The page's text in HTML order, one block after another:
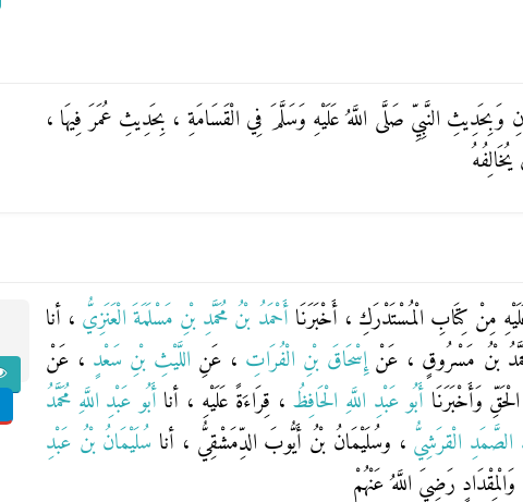
النَّبِيِّ صَلَّى اللَّهُ عَلَيْهِ وَسَلَّمَ فِي الْقَسَامَةِ ، بِحَدِيثِ عُمَرَ فِيهَا ،
مِنْ كِتَابِ الْمُسْتَدْرَكِ ، أَخْبَرَنَا أَحْمَدُ بْنُ مُحَمَّدِ بْنِ مَسْلَمَةَ الْعَنَزِيُّ ، أنا
بْنُ مَسْرُوقٍ ، عَنْإِسْحَاقَ بْنِ الْفُرَاتِ ، عَنِ اللَّيْثِ بْنِ سَعْدٍ ، عَنْ
وَأَخْبَرَنَا أَبُو عَبْدِ اللَّهِ الْحَافِظُ ، قِرَاءَةً عَلَيْهِ ، أنا أَبُو عَبْدِ اللَّهِ مُحَمَّدُ
الصَّمَدِ الْقرَشِيُّ ، وسُلَيْمَانُ بْنُ أَيُّوبَ الدِّمَشْقِيُّ ، أنا سُلَيْمَانُ بْنُ عَبْدِ
رَضِيَ اللَّهُ عَنْهُمْ